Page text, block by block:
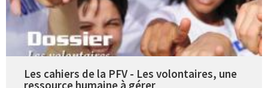
Les cahiers de la PFV - Les volontaires, une
ressource humaine à gérer